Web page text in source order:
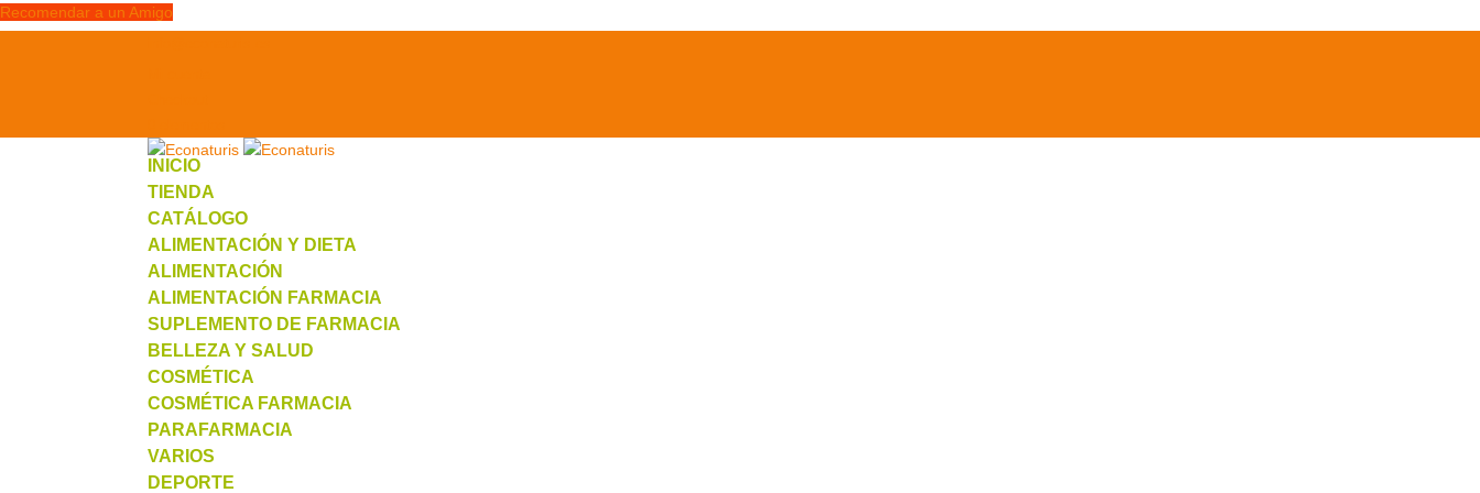
Recomendar a un Amigo
INICIO
TIENDA
CATÁLOGO
ALIMENTACIÓN Y DIETA
ALIMENTACIÓN
ALIMENTACIÓN FARMACIA
SUPLEMENTO DE FARMACIA
BELLEZA Y SALUD
COSMÉTICA
COSMÉTICA FARMACIA
PARAFARMACIA
VARIOS
DEPORTE